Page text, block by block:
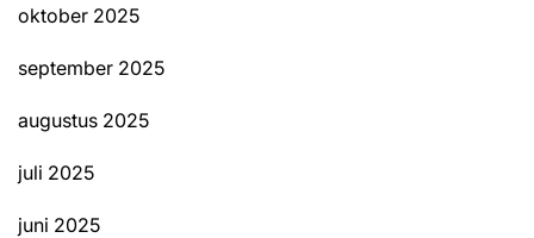
oktober 2025
september 2025
augustus 2025
juli 2025
juni 2025